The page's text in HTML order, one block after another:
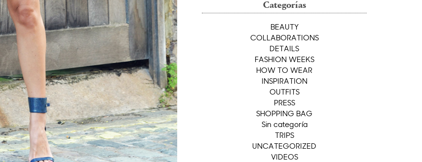
Categorías
BEAUTY
COLLABORATIONS
DETAILS
FASHION WEEKS
HOW TO WEAR
INSPIRATION
OUTFITS
PRESS
SHOPPING BAG
Sin categoría
TRIPS
UNCATEGORIZED
VIDEOS